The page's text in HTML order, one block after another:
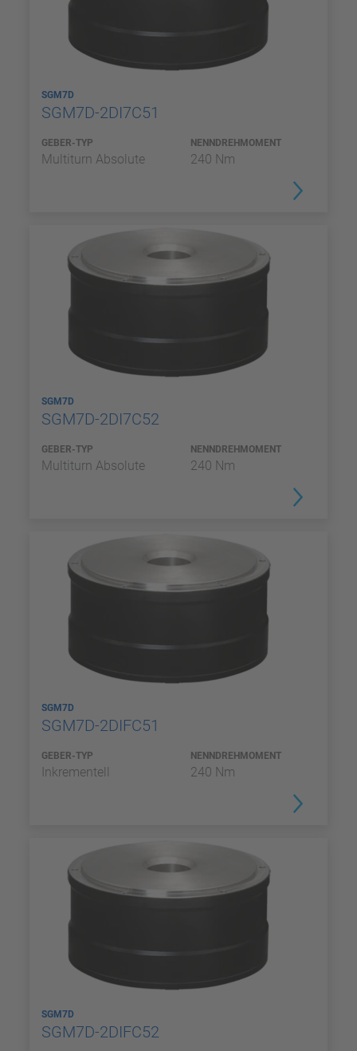
SGM7D
SGM7D-2DI7C51
GEBER-TYP
Multiturn Absolute
NENNDREHMOMENT
240 Nm
SGM7D
SGM7D-2DI7C52
GEBER-TYP
Multiturn Absolute
NENNDREHMOMENT
240 Nm
SGM7D
SGM7D-2DIFC51
GEBER-TYP
Inkrementell
NENNDREHMOMENT
240 Nm
SGM7D
SGM7D-2DIFC52